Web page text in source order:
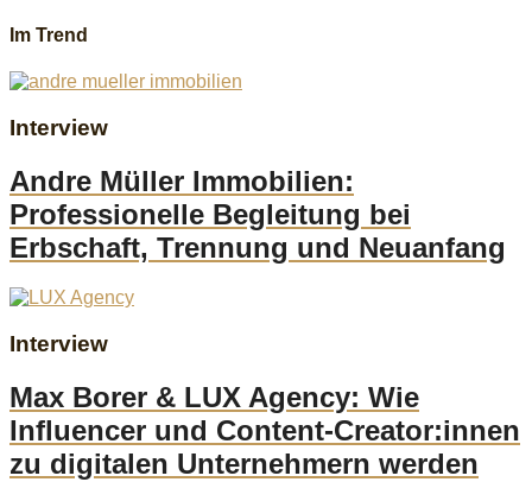
Im Trend
Interview
Andre Müller Immobilien:
Professionelle Begleitung bei
Erbschaft, Trennung und Neuanfang
Interview
Max Borer & LUX Agency: Wie
Influencer und Content-Creator:innen
zu digitalen Unternehmern werden